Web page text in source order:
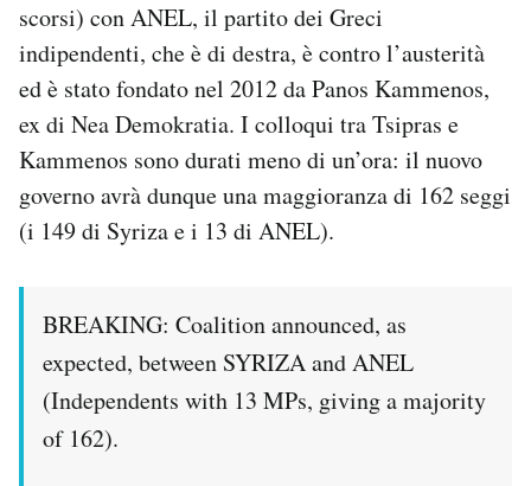
AREA PERSONALE
Area Personale
Newsletter
Regala il Post
Hai bisogno di aiuto?
Esci
scorsi) con ANEL, il partito dei Greci
indipendenti, che è di destra, è contro l’austerità
ed è stato fondato nel 2012 da Panos Kammenos,
ex di Nea Demokratia. I colloqui tra Tsipras e
Kammenos sono durati meno di un’ora: il nuovo
governo avrà dunque una maggioranza di 162 seggi
(i 149 di Syriza e i 13 di ANEL).
BREAKING: Coalition announced, as
expected, between SYRIZA and ANEL
(Independents with 13 MPs, giving a majority
of 162).